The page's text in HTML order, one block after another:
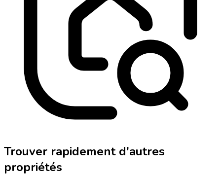
Trouver rapidement d'autres
propriétés